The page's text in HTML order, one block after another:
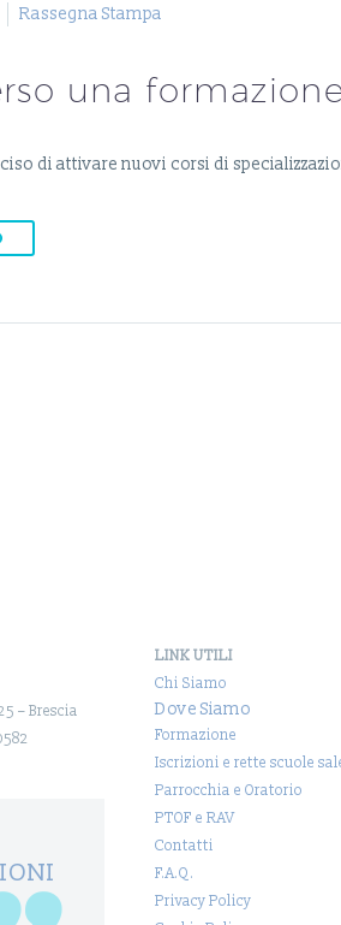
Rassegna Stampa
una
di attivare nuovi corsi di
– Brescia
LINK UTILI
Chi Siamo
Dove Siamo
Formazione
Iscrizioni e rette scuole
Parrocchia e Oratorio
PTOF e RAV
Contatti
F.A.Q.
Privacy Policy